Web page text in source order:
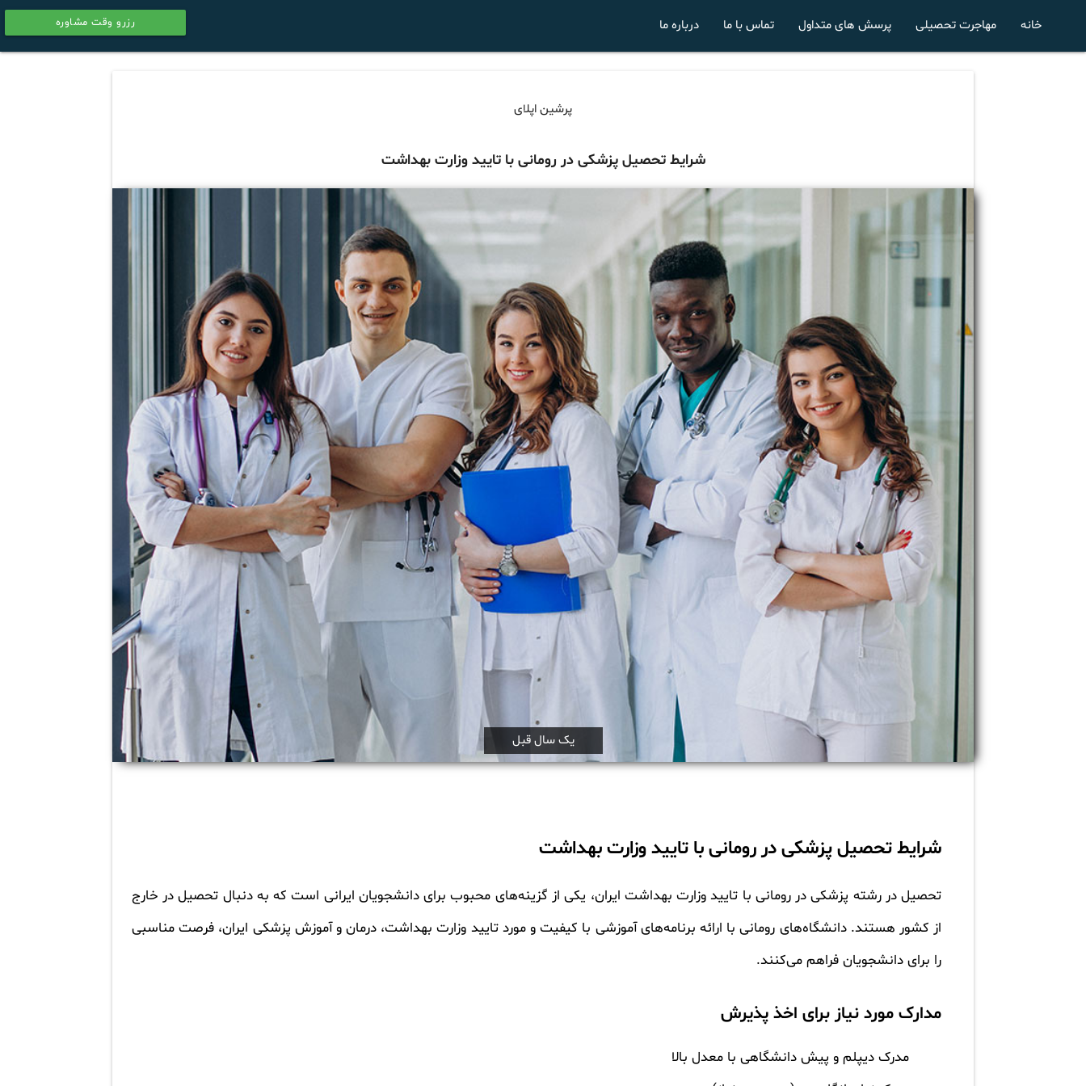
رزرو وقت مشاوره
calendar
خانه مهاجرت تحصیلی پرسش های متداول تماس با ما درباره ما
پرشین اپلای
شرایط تحصیل پزشکی در رومانی با تایید وزارت بهداشت
یک سال قبل
شرایط تحصیل پزشکی در رومانی با تایید وزارت بهداشت
تحصیل در رشته پزشکی در رومانی با تایید وزارت بهداشت ایران، یکی از گزینه‌های محبوب برای دانشجویان ایرانی است که به دنبال تحصیل در خارج
از کشور هستند. دانشگاه‌های رومانی با ارائه برنامه‌های آموزشی با کیفیت و مورد تایید وزارت بهداشت، درمان و آموزش پزشکی ایران، فرصت مناسبی
را برای دانشجویان فراهم می‌کنند.
مدارک مورد نیاز برای اخذ پذیرش
مدرک دیپلم و پیش دانشگاهی با معدل بالا